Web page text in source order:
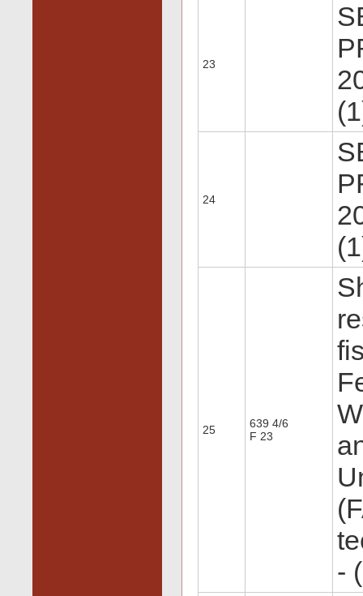
23
24
25
639 4/6
F 23
-